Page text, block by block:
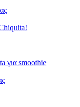
για smoothie